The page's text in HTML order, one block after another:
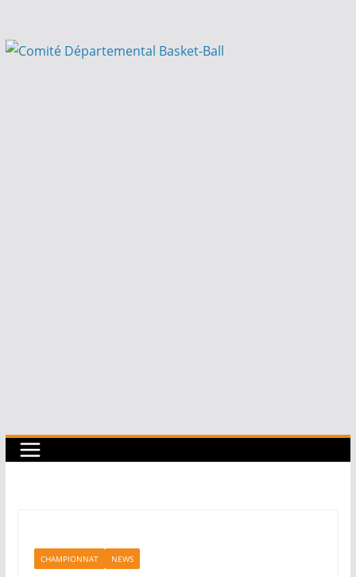
au
CHAMPIONNAT NEWS